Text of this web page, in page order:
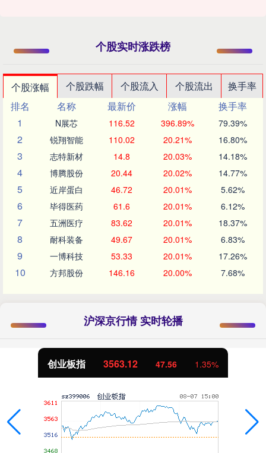
个股实时涨跌榜
个股涨幅 个股跌幅 个股流入 个股流出
换手率
排名
名称 最新价 涨幅
换手率
1
N展芯 116.52 396.89% 79.39%
2 锐翔智能 110.02 20.21% 16.80%
3 志特新材 14.8 20.03% 14.18%
4 博腾股份 20.44 20.02% 14.77%
5 近岸蛋白 46.72 20.01% 5.62%
6 毕得医药 61.6 20.01% 6.12%
7 五洲医疗 83.62 20.01% 18.37%
8 耐科装备 49.67 20.01% 6.83%
9 一博科技 53.33 20.01% 17.26%
10 方邦股份 146.16 20.00% 7.68%
沪深京行情 实时轮播
创业板指 3563.12 47.56 1.35%